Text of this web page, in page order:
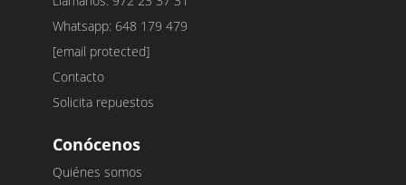
Whatsapp: 648 179 479
[email protected]
Contacto
Solicita repuestos
Conócenos
Quiénes somos